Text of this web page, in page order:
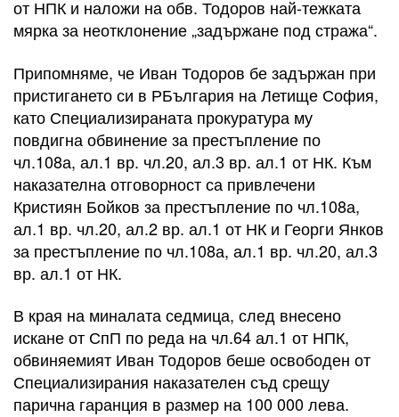
от НПК и наложи на обв. Тодоров най-тежката
мярка за неотклонение „задържане под стража“.
Припомняме, че Иван Тодоров бе задържан при
пристигането си в РБългария на Летище София,
като Специализираната прокуратура му
повдигна обвинение за престъпление по
чл.108а, ал.1 вр. чл.20, ал.3 вр. ал.1 от НК. Към
наказателна отговорност са привлечени
Кристиян Бойков за престъпление по чл.108а,
ал.1 вр. чл.20, ал.2 вр. ал.1 от НК и Георги Янков
за престъпление по чл.108а, ал.1 вр. чл.20, ал.3
вр. ал.1 от НК.
В края на миналата седмица, след внесено
искане от СпП по реда на чл.64 ал.1 от НПК,
обвиняемият Иван Тодоров беше освободен от
Специализирания наказателен съд срещу
парична гаранция в размер на 100 000 лева.